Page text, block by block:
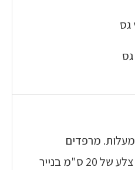
מחממים תנור ל-180 מעלות. מרפדים
תבנית/רינג ריבועי עם צלע של 20 ס"מ בנייר